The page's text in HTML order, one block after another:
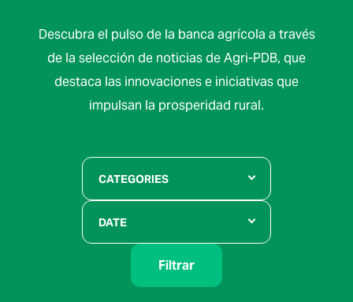
Descubra el pulso de la banca agrícola a través
de la selección de noticias de Agri-PDB, que
destaca las innovaciones e iniciativas que
impulsan la prosperidad rural.
CATEGORIES
DATE
Filtrar